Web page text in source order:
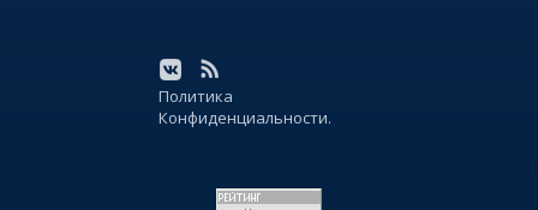
Политика
Конфиденциальности.